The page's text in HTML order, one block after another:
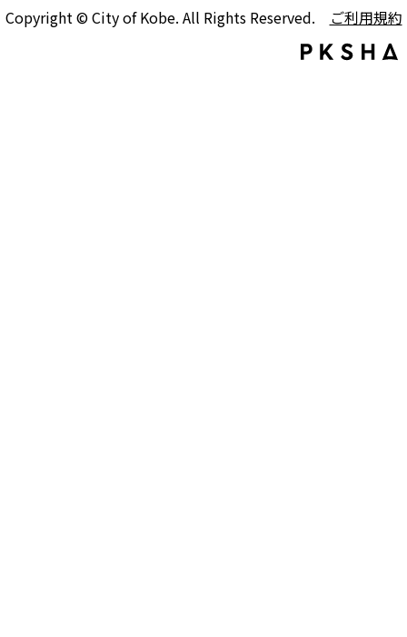
Copyright © City of Kobe. All Rights Reserved. ご利用規約